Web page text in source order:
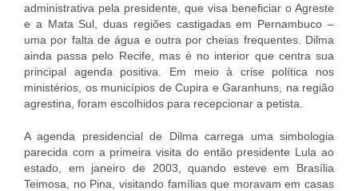
administrativa pela presidente, que visa beneficiar o Agreste
e a Mata Sul, duas regiões castigadas em Pernambuco –
uma por falta de água e outra por cheias frequentes. Dilma
ainda passa pelo Recife, mas é no interior que centra sua
principal agenda positiva. Em meio à crise política nos
ministérios, os municípios de Cupira e Garanhuns, na região
agrestina, foram escolhidos para recepcionar a petista.
A agenda presidencial de Dilma carrega uma simbologia
parecida com a primeira visita do então presidente Lula ao
estado, em janeiro de 2003, quando esteve em Brasília
Teimosa, no Pina, visitando famílias que moravam em casas